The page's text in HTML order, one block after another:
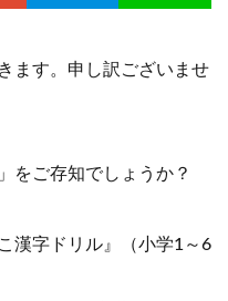
ます。申し訳ございませ
をご存知でしょうか？
漢字ドリル』（小学1～6